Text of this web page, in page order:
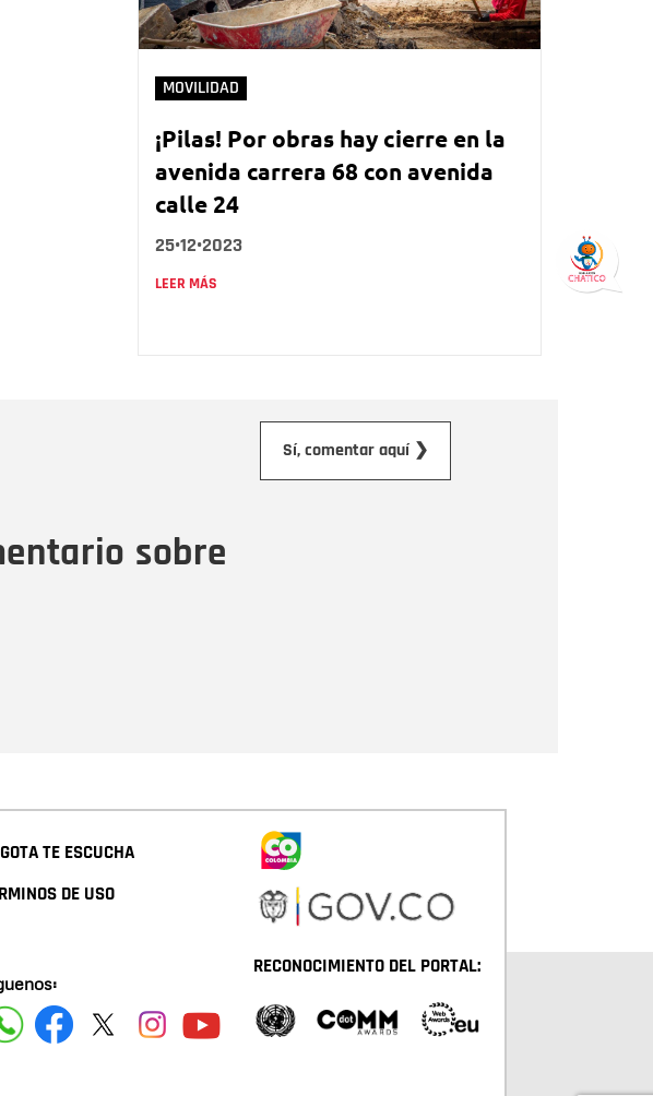
MOVILIDAD
¡Pilas! Por obras hay cierre en la
avenida carrera 68 con avenida
calle 24
25•12•2023
LEER MÁS
sobre
Sí, comentar aquí ❯
TE ESCUCHA
DE USO
RECONOCIMIENTO DEL PORTAL: